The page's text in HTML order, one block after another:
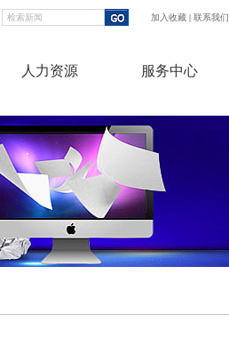
加入收藏 | 联系我们
人力资源 服务中心